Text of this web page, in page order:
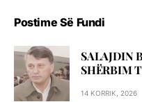
Postime Së Fundi
SALAJDIN
SHЁRBIM
14 KORRIK, 2026